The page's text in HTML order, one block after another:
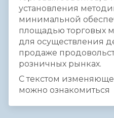
установления
минимальной
площадью торговых
для осуществления
продаже
розничных рынках.
С текстом
можно ознакомиться